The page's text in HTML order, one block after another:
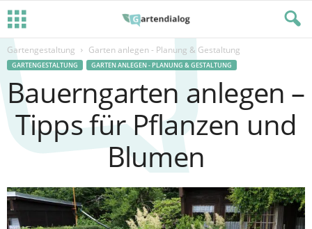
Gartengestaltung Garten anlegen - Planung & Gestaltung
GARTENGESTALTUNG GARTEN ANLEGEN - PLANUNG & GESTALTUNG
Bauerngarten anlegen –
Tipps für Pflanzen und
Blumen